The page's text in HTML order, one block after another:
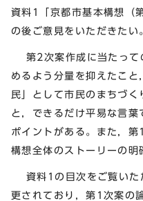
資料1「京都市基本構想（
の後ご意見をいただきたい
第2次案作成に当たって
めるよう分量を抑えたこ
民」として市民のまちづ
と，できるだけ平易な言
ポイントがある。また，第
構想全体のストーリーの明
資料1の目次をご覧いた
更されており，第1次案の